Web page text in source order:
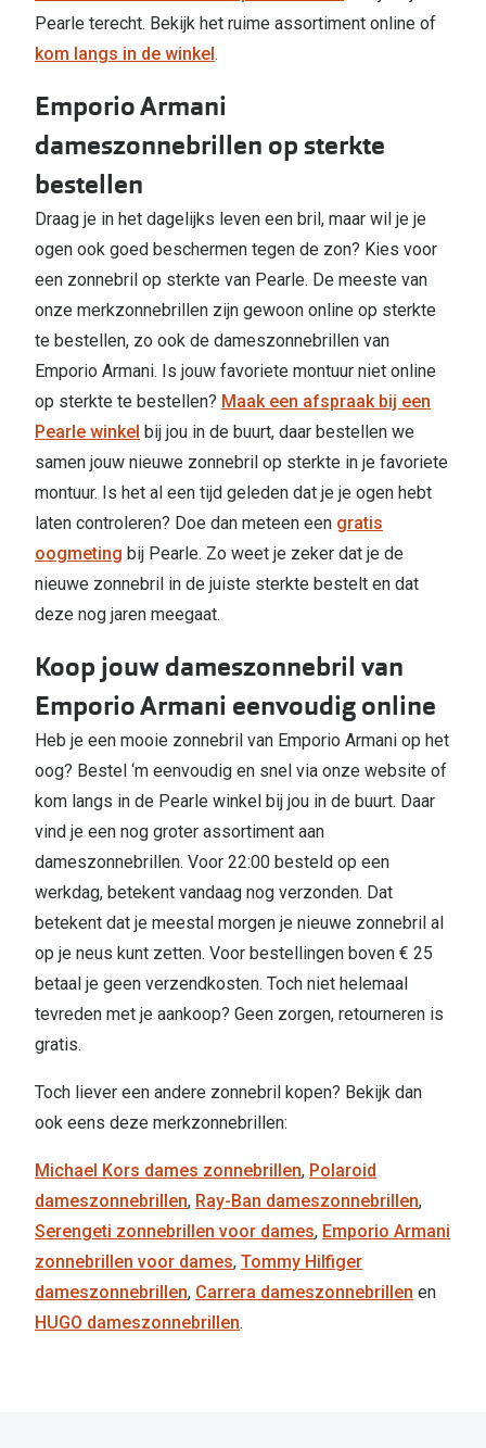
Pearle terecht. Bekijk het ruime assortiment online of
kom langs in de winkel.
Emporio Armani
dameszonnebrillen op sterkte
bestellen
Draag je in het dagelijks leven een bril, maar wil je je
ogen ook goed beschermen tegen de zon? Kies voor
een zonnebril op sterkte van Pearle. De meeste van
onze merkzonnebrillen zijn gewoon online op sterkte
te bestellen, zo ook de dameszonnebrillen van
Emporio Armani. Is jouw favoriete montuur niet online
op sterkte te bestellen? Maak een afspraak bij een
Pearle winkel bij jou in de buurt, daar bestellen we
samen jouw nieuwe zonnebril op sterkte in je favoriete
montuur. Is het al een tijd geleden dat je je ogen hebt
laten controleren? Doe dan meteen een gratis
oogmeting bij Pearle. Zo weet je zeker dat je de
nieuwe zonnebril in de juiste sterkte bestelt en dat
deze nog jaren meegaat.
Koop jouw dameszonnebril van
Emporio Armani eenvoudig online
Heb je een mooie zonnebril van Emporio Armani op het
oog? Bestel ‘m eenvoudig en snel via onze website of
kom langs in de Pearle winkel bij jou in de buurt. Daar
vind je een nog groter assortiment aan
dameszonnebrillen. Voor 22:00 besteld op een
werkdag, betekent vandaag nog verzonden. Dat
betekent dat je meestal morgen je nieuwe zonnebril al
op je neus kunt zetten. Voor bestellingen boven € 25
betaal je geen verzendkosten. Toch niet helemaal
tevreden met je aankoop? Geen zorgen, retourneren is
gratis.
Toch liever een andere zonnebril kopen? Bekijk dan
ook eens deze merkzonnebrillen:
Michael Kors dames zonnebrillen, Polaroid
dameszonnebrillen, Ray-Ban dameszonnebrillen,
Serengeti zonnebrillen voor dames, Emporio Armani
zonnebrillen voor dames, Tommy Hilfiger
dameszonnebrillen, Carrera dameszonnebrillen en
HUGO dameszonnebrillen.